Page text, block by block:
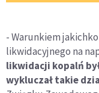
- Warunkiem
likwidacyjnego na
likwidacji kopalń
wykluczał takie